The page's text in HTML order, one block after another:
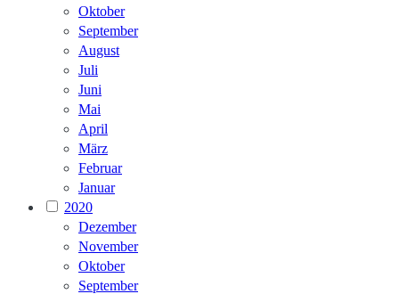
Oktober
September
August
Juli
Juni
Mai
April
März
Februar
Januar
2020
Dezember
November
Oktober
September